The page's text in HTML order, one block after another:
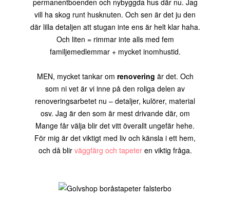
permanentboenden och nybyggda hus där nu. Jag
vill ha skog runt husknuten. Och sen är det ju den
där lilla detaljen att stugan inte ens är helt klar haha.
Och liten = rimmar inte alls med fem
familjemedlemmar + mycket inomhustid.
MEN, mycket tankar om renovering är det. Och
som ni vet är vi inne på den roliga delen av
renoveringsarbetet nu – detaljer, kulörer, material
osv. Jag är den som är mest drivande där, om
Mange får välja blir det vitt överallt ungefär hehe.
För mig är det viktigt med liv och känsla i ett hem,
och då blir väggfärg och tapeter en viktig fråga.